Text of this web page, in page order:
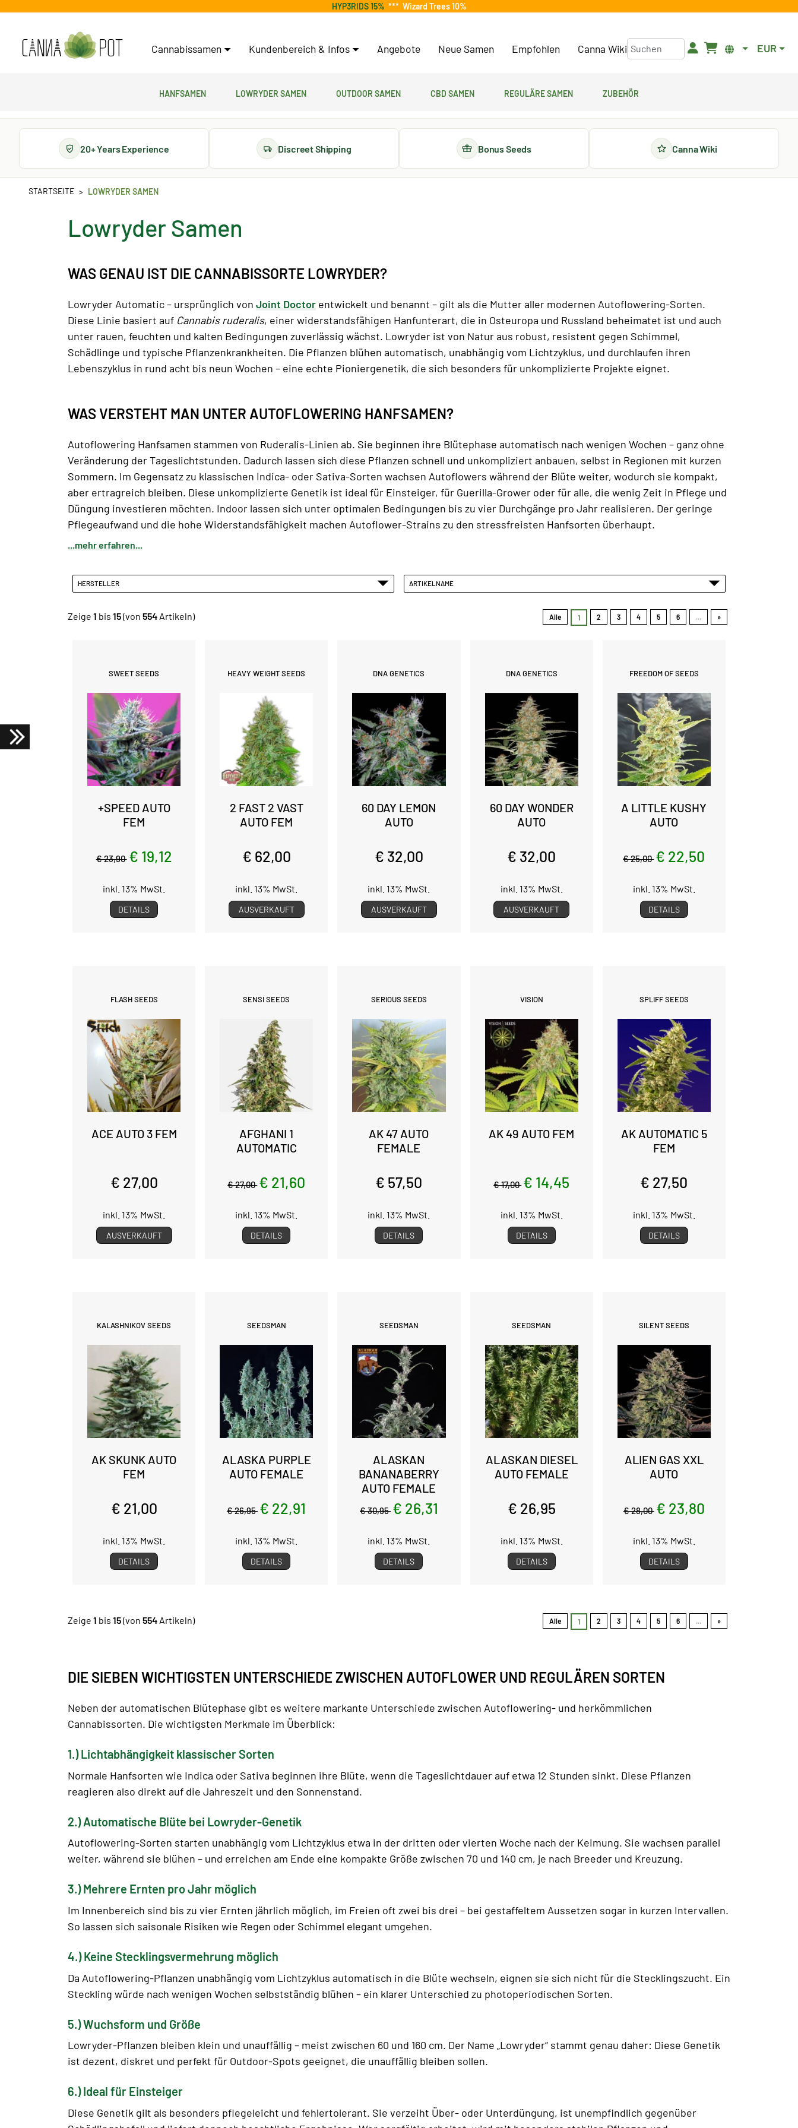
HYP3RIDS 15% *** Wizard Trees 10%
Cannabissamen Kundenbereich & Infos Angebote Neue Samen Empfohlen Canna Wiki EUR
Hanfsamen Lowryder Samen Outdoor Samen CBD Samen Reguläre Samen Zubehör
20+ Years Experience Discreet Shipping Bonus Seeds Canna Wiki
STARTSEITE LOWRYDER SAMEN
Lowryder Samen
WAS GENAU IST DIE CANNABISSORTE LOWRYDER?
Lowryder Automatic – ursprünglich von Joint Doctor entwickelt und benannt – gilt als die Mutter aller modernen Autoflowering-Sorten.
Diese Linie basiert auf Cannabis ruderalis, einer widerstandsfähigen Hanfunterart, die in Osteuropa und Russland beheimatet ist und auch
unter rauen, feuchten und kalten Bedingungen zuverlässig wächst. Lowryder ist von Natur aus robust, resistent gegen Schimmel,
Schädlinge und typische Pflanzenkrankheiten. Die Pflanzen blühen automatisch, unabhängig vom Lichtzyklus, und durchlaufen ihren
Lebenszyklus in rund acht bis neun Wochen – eine echte Pioniergenetik, die sich besonders für unkomplizierte Projekte eignet.
WAS VERSTEHT MAN UNTER AUTOFLOWERING HANFSAMEN?
Autoflowering Hanfsamen stammen von Ruderalis-Linien ab. Sie beginnen ihre Blütephase automatisch nach wenigen Wochen – ganz ohne
Veränderung der Tageslichtstunden. Dadurch lassen sich diese Pflanzen schnell und unkompliziert anbauen, selbst in Regionen mit kurzen
Sommern. Im Gegensatz zu klassischen Indica- oder Sativa-Sorten wachsen Autoflowers während der Blüte weiter, wodurch sie kompakt,
aber ertragreich bleiben. Diese unkomplizierte Genetik ist ideal für Einsteiger, für Guerilla-Grower oder für alle, die wenig Zeit in Pflege und
Düngung investieren möchten. Indoor lassen sich unter optimalen Bedingungen bis zu vier Durchgänge pro Jahr realisieren. Der geringe
Pflegeaufwand und die hohe Widerstandsfähigkeit machen Autoflower-Strains zu den stressfreisten Hanfsorten überhaupt.
...mehr erfahren...
HERSTELLER ARTIKELNAME
Zeige 1 bis 15(von 554 Artikeln) Alle 1 2 3 4 5 6 »
SWEET SEEDS
+SPEED AUTO
FEM
€ 23,90 € 19,12
inkl. 13% MwSt.
DETAILS
HEAVY WEIGHT SEEDS
2 FAST 2 VAST
AUTO FEM
€ 62,00
inkl. 13% MwSt.
AUSVERKAUFT
DNA GENETICS
60 DAY LEMON
AUTO
€ 32,00
inkl. 13% MwSt.
AUSVERKAUFT
DNA GENETICS
60 DAY WONDER
AUTO
€ 32,00
inkl. 13% MwSt.
AUSVERKAUFT
FREEDOM OF SEEDS
A LITTLE KUSHY
AUTO
€ 25,00 € 22,50
inkl. 13% MwSt.
DETAILS
FLASH SEEDS
ACE AUTO 3 FEM
€ 27,00
inkl. 13% MwSt.
AUSVERKAUFT
SENSI SEEDS
AFGHANI 1
AUTOMATIC
€ 27,00 € 21,60
inkl. 13% MwSt.
DETAILS
SERIOUS SEEDS
AK 47 AUTO
FEMALE
€ 57,50
inkl. 13% MwSt.
DETAILS
VISION
AK 49 AUTO FEM
€ 17,00 € 14,45
inkl. 13% MwSt.
DETAILS
SPLIFF SEEDS
AK AUTOMATIC 5
FEM
€ 27,50
inkl. 13% MwSt.
DETAILS
KALASHNIKOV SEEDS
AK SKUNK AUTO
FEM
€ 21,00
inkl. 13% MwSt.
DETAILS
SEEDSMAN
ALASKA PURPLE
AUTO FEMALE
€ 26,95 € 22,91
inkl. 13% MwSt.
DETAILS
SEEDSMAN
ALASKAN
BANANABERRY
AUTO FEMALE
€ 30,95 € 26,31
inkl. 13% MwSt.
DETAILS
SEEDSMAN
ALASKAN DIESEL
AUTO FEMALE
€ 26,95
inkl. 13% MwSt.
DETAILS
SILENT SEEDS
ALIEN GAS XXL
AUTO
€ 28,00 € 23,80
inkl. 13% MwSt.
DETAILS
Zeige 1 bis 15(von 554 Artikeln) Alle 1 2 3 4 5 6 ... »
DIE SIEBEN WICHTIGSTEN UNTERSCHIEDE ZWISCHEN AUTOFLOWER UND REGULÄREN SORTEN
Neben der automatischen Blütephase gibt es weitere markante Unterschiede zwischen Autoflowering- und herkömmlichen
Cannabissorten. Die wichtigsten Merkmale im Überblick:
1.) Lichtabhängigkeit klassischer Sorten
Normale Hanfsorten wie Indica oder Sativa beginnen ihre Blüte, wenn die Tageslichtdauer auf etwa 12 Stunden sinkt. Diese Pflanzen
reagieren also direkt auf die Jahreszeit und den Sonnenstand.
2.) Automatische Blüte bei Lowryder-Genetik
Autoflowering-Sorten starten unabhängig vom Lichtzyklus etwa in der dritten oder vierten Woche nach der Keimung. Sie wachsen parallel
weiter, während sie blühen – und erreichen am Ende eine kompakte Größe zwischen 70 und 140 cm, je nach Breeder und Kreuzung.
3.) Mehrere Ernten pro Jahr möglich
Im Innenbereich sind bis zu vier Ernten jährlich möglich, im Freien oft zwei bis drei – bei gestaffeltem Aussetzen sogar in kurzen Intervallen.
So lassen sich saisonale Risiken wie Regen oder Schimmel elegant umgehen.
4.) Keine Stecklingsvermehrung möglich
Da Autoflowering-Pflanzen unabhängig vom Lichtzyklus automatisch in die Blüte wechseln, eignen sie sich nicht für die Stecklingszucht. Ein
Steckling würde nach wenigen Wochen selbstständig blühen – ein klarer Unterschied zu photoperiodischen Sorten.
5.) Wuchsform und Größe
Lowryder-Pflanzen bleiben klein und unauffällig – meist zwischen 60 und 160 cm. Der Name „Lowryder“ stammt genau daher: Diese Genetik
ist dezent, diskret und perfekt für Outdoor-Spots geeignet, die unauffällig bleiben sollen.
6.) Ideal für Einsteiger
Diese Genetik gilt als besonders pflegeleicht und fehlertolerant. Sie verzeiht Über- oder Unterdüngung, ist unempfindlich gegenüber